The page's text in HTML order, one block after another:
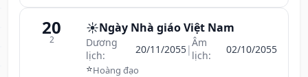
20
2
☀️Ngày Nhà giáo Việt Nam
Dương
lịch:
20/11/2055|Âm
lịch:
02/10/2055
⭐Hoàng đạo